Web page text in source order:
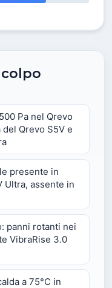
Pa nel Qrevo
del Qrevo S5V e
presente in
Ultra, assente in
panni rotanti nei
VibraRise 3.0
a 75°C in